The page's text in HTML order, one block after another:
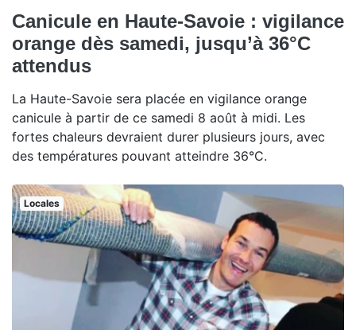
Canicule en Haute-Savoie : vigilance
orange dès samedi, jusqu’à 36°C
attendus
La Haute-Savoie sera placée en vigilance orange
canicule à partir de ce samedi 8 août à midi. Les
fortes chaleurs devraient durer plusieurs jours, avec
des températures pouvant atteindre 36°C.
Locales